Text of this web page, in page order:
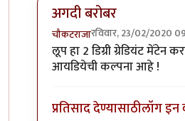
अगदी बरोबर
चौकटराजारविवार, 23/02/2020
In reply toविल्यम व ग्रेट लूप
लूप हा 2 डिग्री ग्रेडियंट मेंटेन
आयडियेची कल्पना आहे !
प्रतिसाद देण्यासाठीलॉग इन